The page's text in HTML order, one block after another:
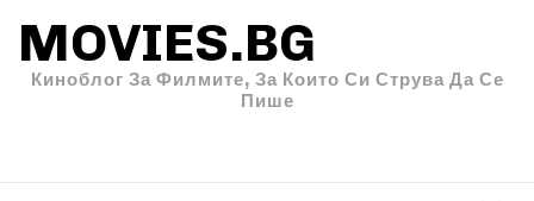
MOVIES.BG
Киноблог За Филмите, За Които Си Струва Да Се
Пише